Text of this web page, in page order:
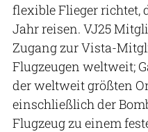
flexible Flieger richtet,
Jahr reisen. VJ25
Zugang zur Vista-
Flugzeugen weltweit;
der weltweit größten
einschließlich der
Flugzeug zu einem